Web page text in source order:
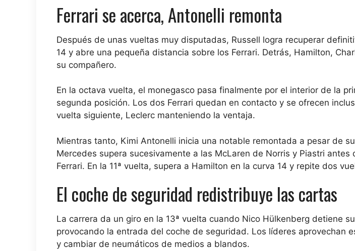
Ferrari se acerca, Antonelli remonta
Después de unas vueltas muy disputadas, Russell logra recuperar
14 y abre una pequeña distancia sobre los Ferrari. Detrás, Hamilton,
su compañero.
En la octava vuelta, el monegasco pasa finalmente por el interior de la
segunda posición. Los dos Ferrari quedan en contacto y se ofrecen
vuelta siguiente, Leclerc manteniendo la ventaja.
Mientras tanto, Kimi Antonelli inicia una notable remontada a pesar de
Mercedes supera sucesivamente a las McLaren de Norris y Piastri antes
Ferrari. En la 11ª vuelta, supera a Hamilton en la curva 14 y repite dos
El coche de seguridad redistribuye las cartas
La carrera da un giro en la 13ª vuelta cuando Nico Hülkenberg detiene
provocando la entrada del coche de seguridad. Los líderes aprovechan
y cambiar de neumáticos de medios a blandos.